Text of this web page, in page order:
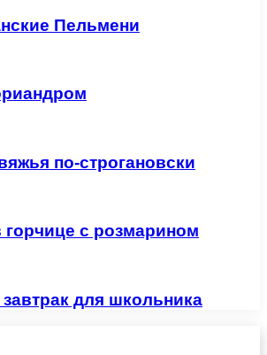
Пельмени
по-строгановски
с розмарином
для школьника